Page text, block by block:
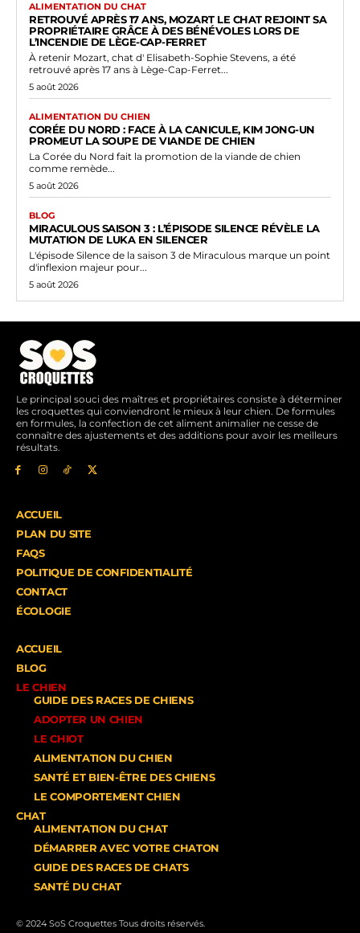
ALIMENTATION DU CHAT
RETROUVÉ APRÈS 17 ANS, MOZART LE CHAT REJOINT SA
PROPRIÉTAIRE GRÂCE À DES BÉNÉVOLES LORS DE
L’INCENDIE DE LÈGE-CAP-FERRET
À retenir Mozart, chat d' Elisabeth-Sophie Stevens, a été
retrouvé après 17 ans à Lège-Cap-Ferret...
5 août 2026
ALIMENTATION DU CHIEN
CORÉE DU NORD : FACE À LA CANICULE, KIM JONG-UN
PROMEUT LA SOUPE DE VIANDE DE CHIEN
La Corée du Nord fait la promotion de la viande de chien
comme remède...
5 août 2026
BLOG
MIRACULOUS SAISON 3 : L’ÉPISODE SILENCE RÉVÈLE LA
MUTATION DE LUKA EN SILENCER
L'épisode Silence de la saison 3 de Miraculous marque un point
d'inflexion majeur pour...
5 août 2026
Le principal souci des maîtres et propriétaires consiste à déterminer
les croquettes qui conviendront le mieux à leur chien. De formules
en formules, la confection de cet aliment animalier ne cesse de
connaître des ajustements et des additions pour avoir les meilleurs
résultats.
ACCUEIL
PLAN DU SITE
FAQS
POLITIQUE DE CONFIDENTIALITÉ
CONTACT
ÉCOLOGIE
ACCUEIL
BLOG
LE CHIEN
GUIDE DES RACES DE CHIENS
ADOPTER UN CHIEN
LE CHIOT
ALIMENTATION DU CHIEN
SANTÉ ET BIEN-ÊTRE DES CHIENS
LE COMPORTEMENT CHIEN
CHAT
ALIMENTATION DU CHAT
DÉMARRER AVEC VOTRE CHATON
GUIDE DES RACES DE CHATS
SANTÉ DU CHAT
© 2024 SoS Croquettes Tous droits réservés.